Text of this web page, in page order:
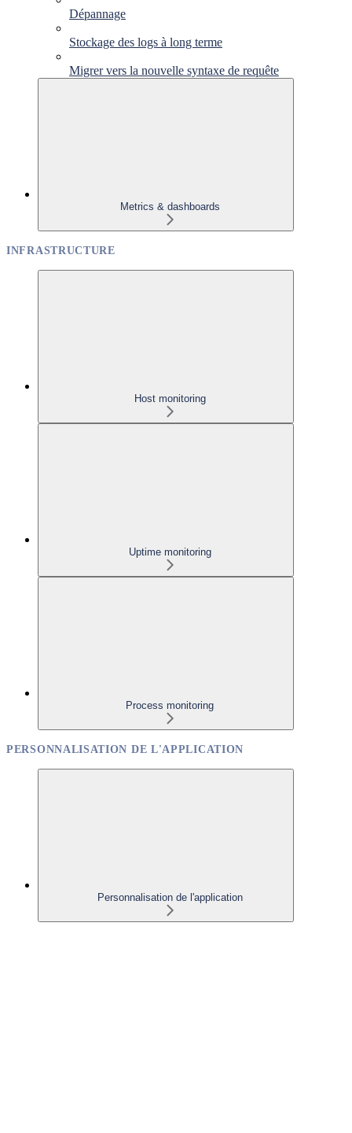
Dépannage
Stockage des logs à long terme
Migrer vers la nouvelle syntaxe de requête
Metrics & dashboards
INFRASTRUCTURE
Host monitoring
Uptime monitoring
Process monitoring
PERSONNALISATION DE L'APPLICATION
Personnalisation de l'application